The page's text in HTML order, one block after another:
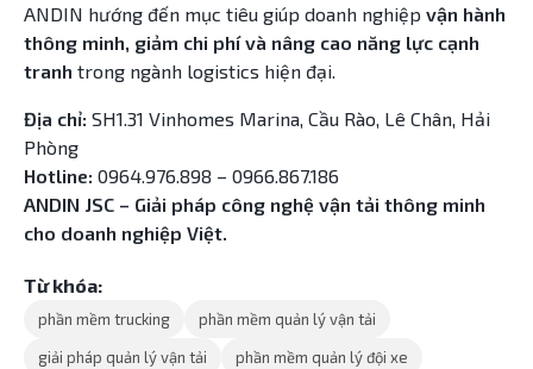
ANDIN hướng đến mục tiêu giúp doanh nghiệp vận hành
thông minh, giảm chi phí và nâng cao năng lực cạnh
tranh trong ngành logistics hiện đại.
Địa chỉ: SH1.31 Vinhomes Marina, Cầu Rào, Lê Chân, Hải
Phòng
Hotline: 0964.976.898 – 0966.867.186
ANDIN JSC – Giải pháp công nghệ vận tải thông minh
cho doanh nghiệp Việt.
Từ khóa:
phần mềm trucking
phần mềm quản lý vận tải
giải pháp quản lý vận tải
phần mềm quản lý đội xe